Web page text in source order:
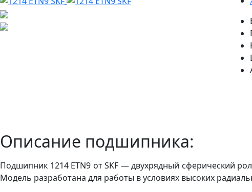
Описание подшипника:
Подшипник 1214 ETN9 от SKF — двухрядный сферический
Модель разработана для работы в условиях высоких